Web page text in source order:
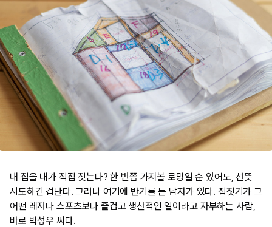
내 집을 내가 직접 짓는다? 한 번쯤 가져볼 로망일 순 있어도, 선뜻
시도하긴 겁난다. 그러나 여기에 반기를 든 남자가 있다. 집짓기가 그
어떤 레저나 스포츠보다 즐겁고 생산적인 일이라고 자부하는 사람,
바로 박성우 씨다.